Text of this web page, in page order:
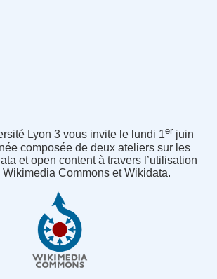
Lyon 3 vous invite le lundi 1er juin
composée de deux ateliers sur les
et open content à travers l’utilisation
Commons et Wikidata.